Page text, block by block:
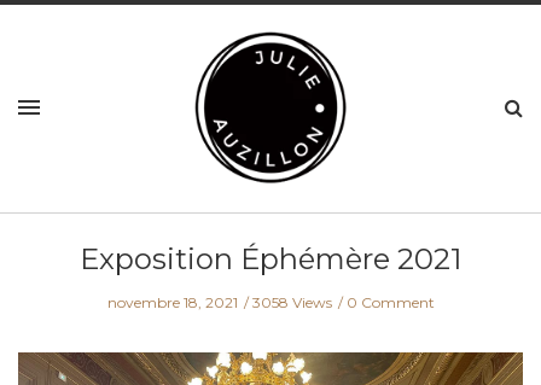
Exposition Éphémère 2021
novembre 18, 2021 3058 Views 0 Comment